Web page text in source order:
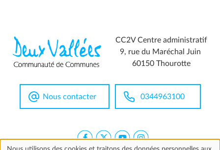
CC2V Centre administratif
9, rue du Maréchal Juin
60150 Thourotte
Nous contacter 0344963100